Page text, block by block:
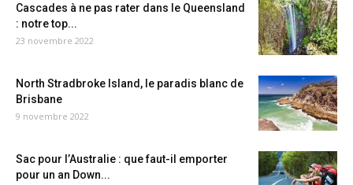
Cascades à ne pas rater dans le Queensland
: notre top...
23 novembre 2022
North Stradbroke Island, le paradis blanc de
Brisbane
9 novembre 2022
Sac pour l’Australie : que faut-il emporter
pour un an Down...